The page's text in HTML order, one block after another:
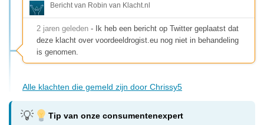
Bericht van Robin van Klacht.nl
2 jaren geleden - Ik heb een bericht op Twitter geplaatst dat
deze klacht over voordeeldrogist.eu nog niet in behandeling
is genomen.
Alle klachten die gemeld zijn door Chrissy5
Tip van onze consumentenexpert